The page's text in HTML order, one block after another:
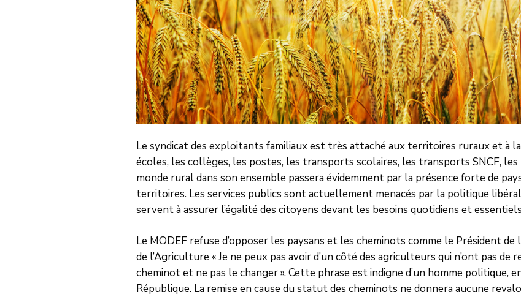
Le syndicat des exploitants familiaux est très attaché aux territoires ruraux et à
écoles, les collèges, les postes, les transports scolaires, les transports SNCF,
monde rural dans son ensemble passera évidemment par la présence forte de
territoires. Les services publics sont actuellement menacés par la politique
servent à assurer l’égalité des citoyens devant les besoins quotidiens et
Le MODEF refuse d’opposer les paysans et les cheminots comme le Président de
de l’Agriculture « Je ne peux pas avoir d’un côté des agriculteurs qui n’ont pas
cheminot et ne pas le changer ». Cette phrase est indigne d’un homme politique,
République. La remise en cause du statut des cheminots ne donnera aucune